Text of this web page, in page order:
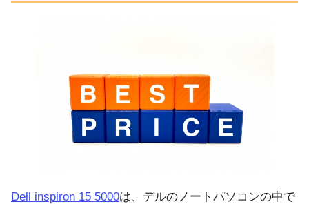
Dell inspiron 15 5000は、デルのノートパソコンの中で